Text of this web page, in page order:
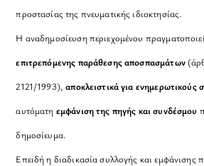
προστασίας της πνευματικής ιδιοκτησίας.
Η αναδημοσίευση περιεχομένου
επιτρεπόμενης παράθεσης αποσπασμάτων
2121/1993), αποκλειστικά για ενημερωτικούς
αυτόματη εμφάνιση της πηγής και συνδέσμου
δημοσίευμα.
Επειδή η διαδικασία συλλογής και εμφάνισης